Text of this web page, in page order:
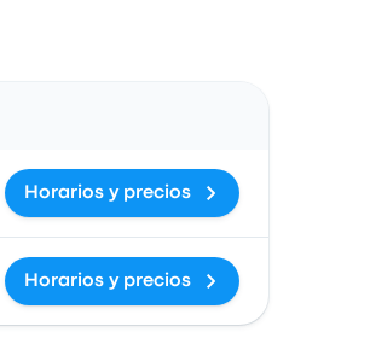
Horarios y precios
Horarios y precios